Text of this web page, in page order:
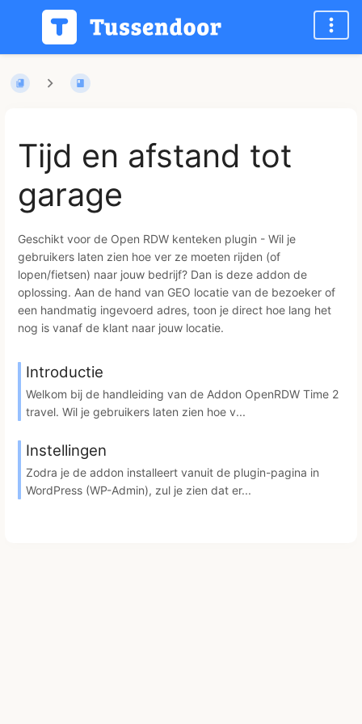
Tijd en afstand tot
garage
Geschikt voor de Open RDW kenteken plugin - Wil je
gebruikers laten zien hoe ver ze moeten rijden (of
lopen/fietsen) naar jouw bedrijf? Dan is deze addon de
oplossing. Aan de hand van GEO locatie van de bezoeker of
een handmatig ingevoerd adres, toon je direct hoe lang het
nog is vanaf de klant naar jouw locatie.
Introductie
Welkom bij de handleiding van de Addon OpenRDW Time 2
travel. Wil je gebruikers laten zien hoe v...
Instellingen
Zodra je de addon installeert vanuit de plugin-pagina in
WordPress (WP-Admin), zul je zien dat er...